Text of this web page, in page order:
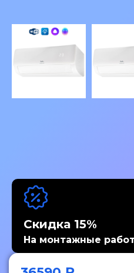
Скидка 15%
На монтажные